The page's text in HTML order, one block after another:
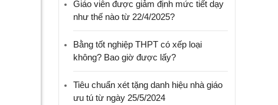
Giáo viên được giảm định mức tiết dạy
như thế nào từ 22/4/2025?
Bằng tốt nghiệp THPT có xếp loại
không? Bao giờ được lấy?
Tiêu chuẩn xét tặng danh hiệu nhà giáo
ưu tú từ ngày 25/5/2024